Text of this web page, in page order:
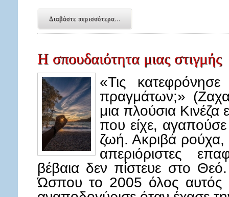
Διαβάστε περισσότερα...
Η σπουδαιότητα μιας στιγμής
«Τις
πραγμάτων;»
μια πλούσια Κινέζα
που είχε,
ζωή. Ακριβά ρούχα,
απεριόριστες
βέβαια δεν πίστευε στο
Ώσπου το 2005 όλος αυτός